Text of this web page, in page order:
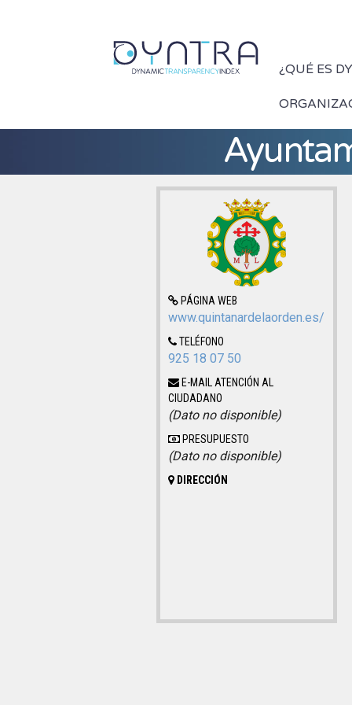
¿QUÉ ES
PÁGINA WEB
www.quintanardelaorden.es/
TELÉFONO
925 18 07 50
E-MAIL ATENCIÓN AL
CIUDADANO
(Dato no disponible)
PRESUPUESTO
(Dato no disponible)
DIRECCIÓN